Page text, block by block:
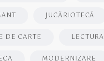
JUCĂRIOTECĂ
DE CARTE LECTURA
MODERNIZARE